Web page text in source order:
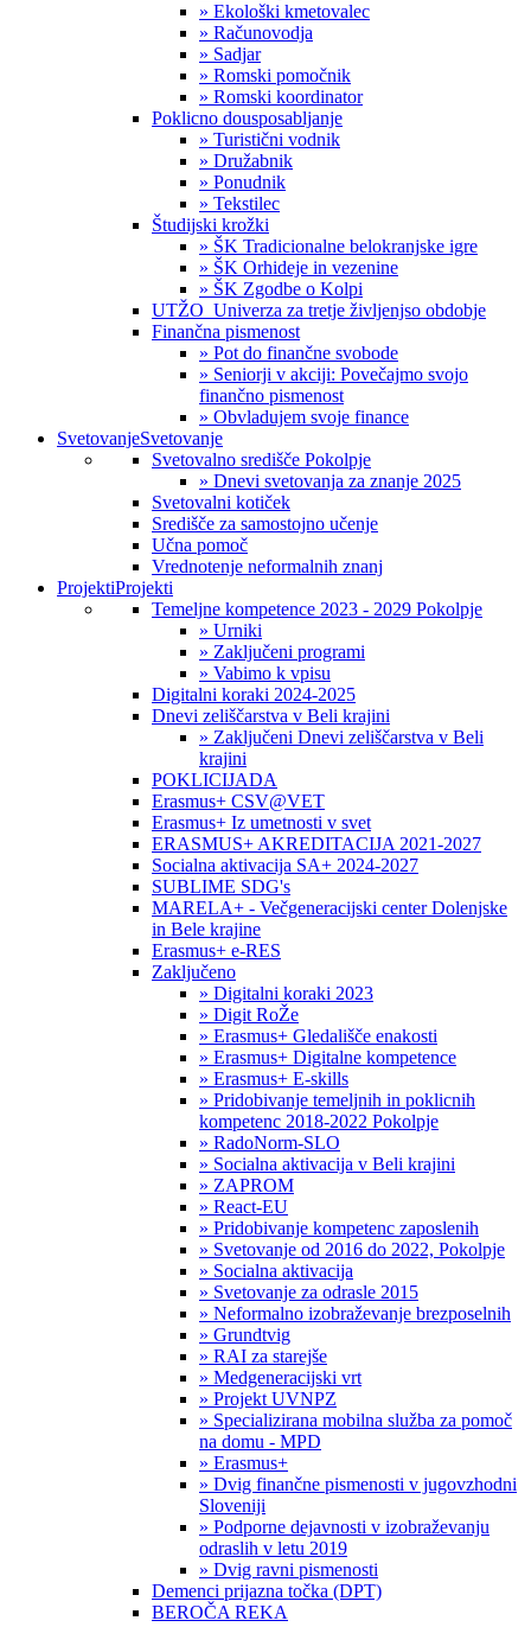
» Ekološki kmetovalec
» Računovodja
» Sadjar
» Romski pomočnik
» Romski koordinator
Poklicno dousposabljanje
» Turistični vodnik
» Družabnik
» Ponudnik
» Tekstilec
Študijski krožki
» ŠK Tradicionalne belokranjske igre
» ŠK Orhideje in vezenine
» ŠK Zgodbe o Kolpi
UTŽO_Univerza za tretje življenjso obdobje
Finančna pismenost
» Pot do finančne svobode
» Seniorji v akciji: Povečajmo svojo
finančno pismenost
» Obvladujem svoje finance
SvetovanjeSvetovanje
Svetovalno središče Pokolpje
» Dnevi svetovanja za znanje 2025
Svetovalni kotiček
Središče za samostojno učenje
Učna pomoč
Vrednotenje neformalnih znanj
ProjektiProjekti
Temeljne kompetence 2023 - 2029 Pokolpje
» Urniki
» Zaključeni programi
» Vabimo k vpisu
Digitalni koraki 2024-2025
Dnevi zeliščarstva v Beli krajini
» Zaključeni Dnevi zeliščarstva v Beli
krajini
POKLICIJADA
Erasmus+ CSV@VET
Erasmus+ Iz umetnosti v svet
ERASMUS+ AKREDITACIJA 2021-2027
Socialna aktivacija SA+ 2024-2027
SUBLIME SDG's
MARELA+ - Večgeneracijski center Dolenjske
in Bele krajine
Erasmus+ e-RES
Zaključeno
» Digitalni koraki 2023
» Digit RoŽe
» Erasmus+ Gledališče enakosti
» Erasmus+ Digitalne kompetence
» Erasmus+ E-skills
» Pridobivanje temeljnih in poklicnih
kompetenc 2018-2022 Pokolpje
» RadoNorm-SLO
» Socialna aktivacija v Beli krajini
» ZAPROM
» React-EU
» Pridobivanje kompetenc zaposlenih
» Svetovanje od 2016 do 2022, Pokolpje
» Socialna aktivacija
» Svetovanje za odrasle 2015
» Neformalno izobraževanje brezposelnih
» Grundtvig
» RAI za starejše
» Medgeneracijski vrt
» Projekt UVNPZ
» Specializirana mobilna služba za pomoč
na domu - MPD
» Erasmus+
» Dvig finančne pismenosti v jugovzhodni
Sloveniji
» Podporne dejavnosti v izobraževanju
odraslih v letu 2019
» Dvig ravni pismenosti
Demenci prijazna točka (DPT)
BEROČA REKA